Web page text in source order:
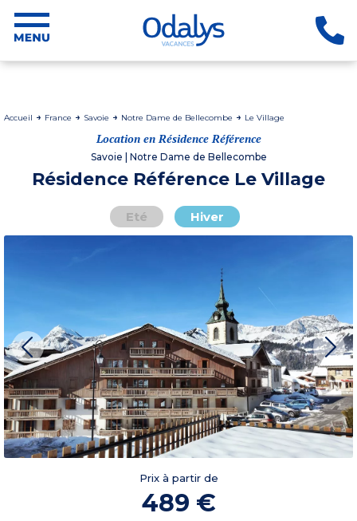
Accueil France Savoie Notre Dame de Bellecombe Le Village
Location en Résidence Référence
Savoie | Notre Dame de Bellecombe
Résidence Référence Le Village
Eté Hiver
Prix à partir de
489 €